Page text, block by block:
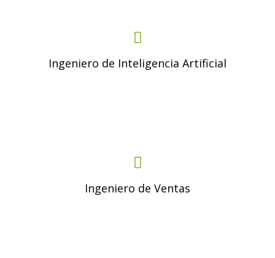
Ingeniero de Inteligencia Artificial
Ingeniero de Ventas